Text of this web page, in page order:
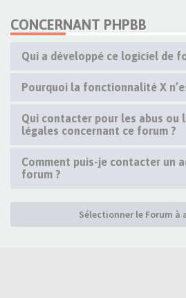
CONCERNANT PHPBB
Qui a développé ce logiciel de
Pourquoi la fonctionnalité X
Qui contacter pour les abus ou
légales concernant ce forum ?
Comment puis-je contacter un
forum ?
Sélectionner le Forum à